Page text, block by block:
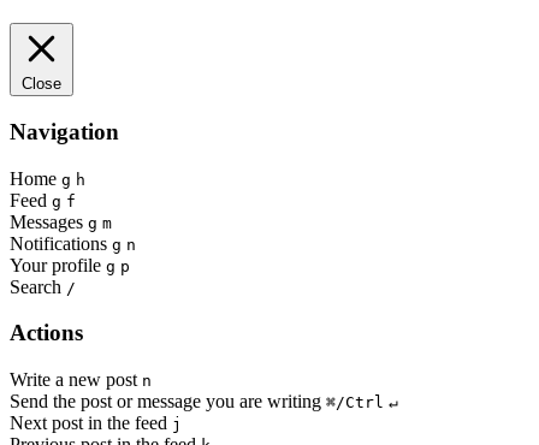
Close
Navigation
Home g h
Feed g f
Messages g m
Notifications g n
Your profile g p
Search /
Actions
Write a new post n
Send the post or message you are writing ⌘/Ctrl ↵
Next post in the feed j